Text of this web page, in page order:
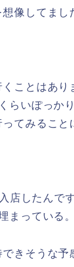
像してまし
ことはあり
らいぽっか
てみること
店したんで
まっている。
きそうな予